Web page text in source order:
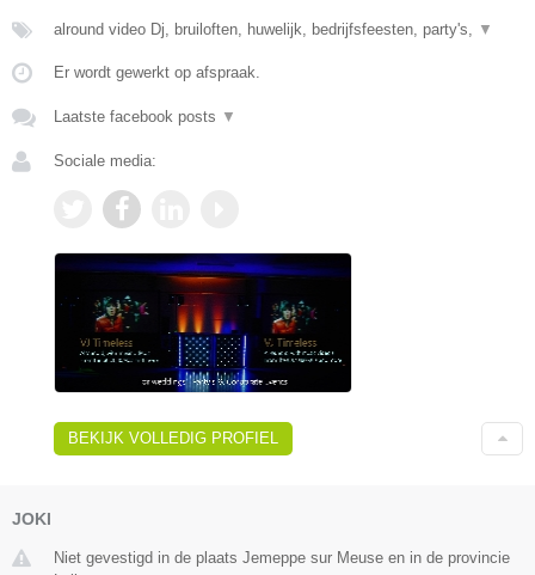
alround video Dj, bruiloften, huwelijk, bedrijfsfeesten, party's, ▼
Er wordt gewerkt op afspraak.
Laatste facebook posts ▼
Sociale media:
BEKIJK VOLLEDIG PROFIEL
JOKI
Niet gevestigd in de plaats Jemeppe sur Meuse en in de provincie